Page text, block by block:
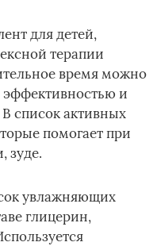
для детей,
терапии
время можно
эффективностью и
список активных
помогает при
зуде.
увлажняющих
глицерин,